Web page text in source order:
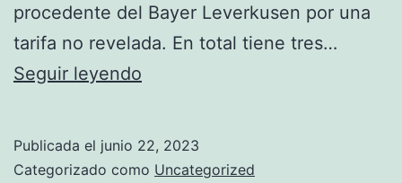
procedente del Bayer Leverkusen por una
tarifa no revelada. En total tiene tres…
Seguir leyendo
Publicada el junio 22, 2023
Categorizado como Uncategorized